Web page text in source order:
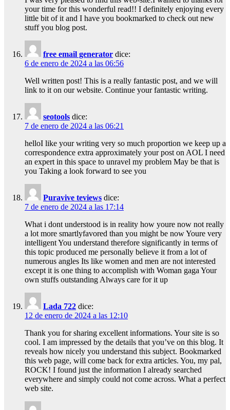
your time for this wonderful read!! I definitely enjoying every
little bit of it and I have you bookmarked to check out new
stuff you blog post.
free email generator dice:
6 de enero de 2024 a las 06:56
Well written post! This is a really fantastic post, and we will
link to it on our website. Continue your fantastic writing.
seotools dice:
7 de enero de 2024 a las 06:21
helloI like your writing very so much proportion we keep up a
correspondence extra approximately your post on AOL I need
an expert in this space to unravel my problem May be that is
you Taking a look forward to see you
Puravive teviews dice:
7 de enero de 2024 a las 17:14
What i dont understood is in reality how youre now not really
a lot more smartlyfavored than you might be now Youre very
intelligent You understand therefore significantly in terms of
this topic produced me personally believe it from a lot of
numerous angles Its like women and men are not interested
except it is one thing to accomplish with Woman gaga Your
own stuffs outstanding Always care for it up
Lada 722 dice:
12 de enero de 2024 a las 12:10
Thank you for sharing excellent informations. Your site is so
cool. I am impressed by the details that you’ve on this blog. It
reveals how nicely you understand this subject. Bookmarked
this web page, will come back for extra articles. You, my pal,
ROCK! I found just the information I already searched
everywhere and simply could not come across. What a perfect
web site.